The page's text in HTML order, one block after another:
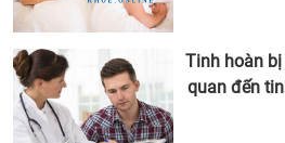
Tinh hoàn
quan đến